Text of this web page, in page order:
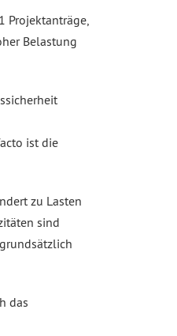
Projektanträge,
Belastung
ist die
zu Lasten
sind
das